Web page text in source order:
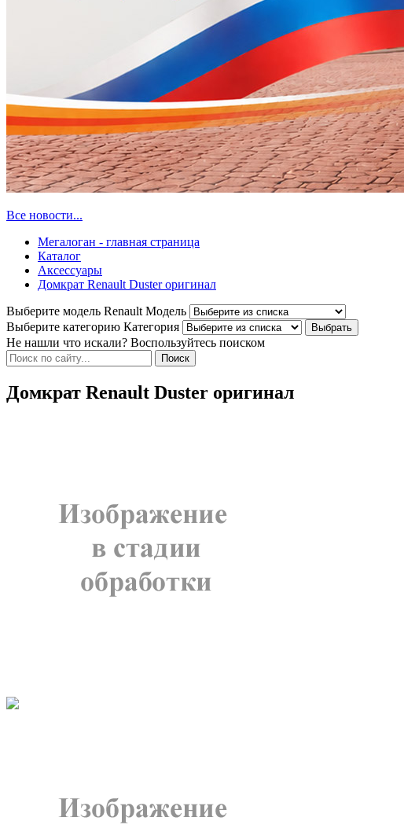
Все новости...
Мегалоган - главная страница
Каталог
Аксессуары
Домкрат Renault Duster оригинал
Выберите модель Renault Модель
Выберите категорию Категория
Не нашли что искали? Воспользуйтесь поиском
Домкрат Renault Duster оригинал